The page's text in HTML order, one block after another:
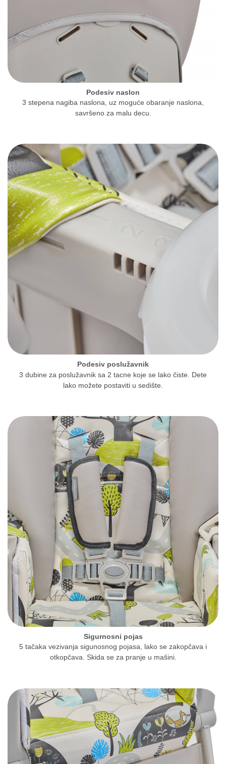
Podesiv naslon
3 stepena nagiba naslona, uz moguće obaranje naslona,
savršeno za malu decu.
Podesiv poslužavnik
3 dubine za poslužavnik sa 2 tacne koje se lako čiste. Dete
lako možete postaviti u sedište.
Sigurnosni pojas
5 tačaka vezivanja sigunosnog pojasa, lako se zakopčava i
otkopčava. Skida se za pranje u mašini.